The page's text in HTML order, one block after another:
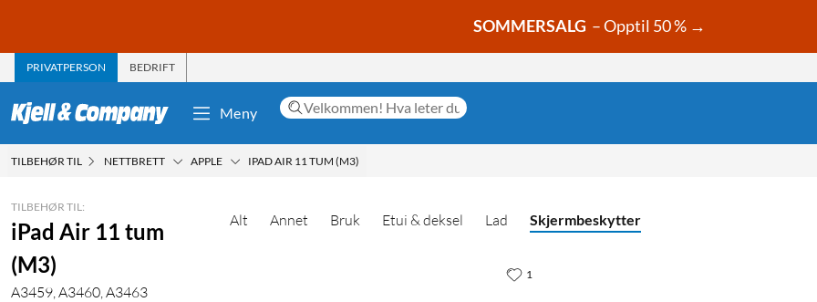
SOMMERSALG – Opptil 50 % →
PRIVATPERSON BEDRIFT
Meny
TILBEHØR TIL NETTBRETT APPLE IPAD AIR 11 TUM (M3)
TILBEHØR TIL:
iPad Air 11 tum
(M3)
A3459, A3460, A3463
Alt Annet Bruk Etui & deksel Lad Skjermbeskytter
1